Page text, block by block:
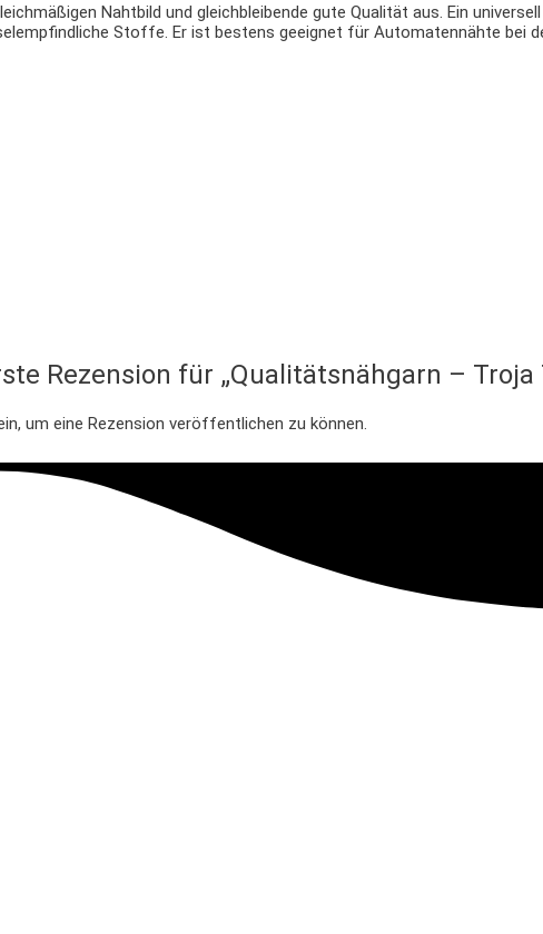
Nahtbild und gleichbleibende gute Qualität aus. Ein
Stoffe. Er ist bestens geeignet für Automatennähte bei
Rezension für „Qualitätsnähgarn – Troja
um eine Rezension veröffentlichen zu können.